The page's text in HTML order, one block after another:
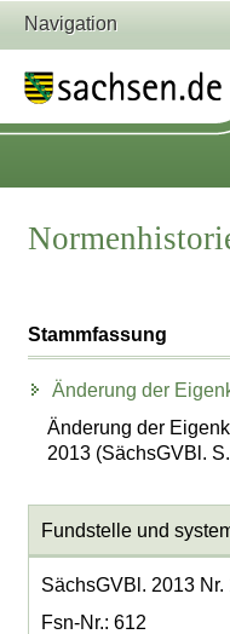
Navigation
Stammfassung
Änderung der
Änderung der
2013 (SächsGVBl.
Fundstelle und
SächsGVBl. 2013 Nr.
Fsn-Nr.: 612